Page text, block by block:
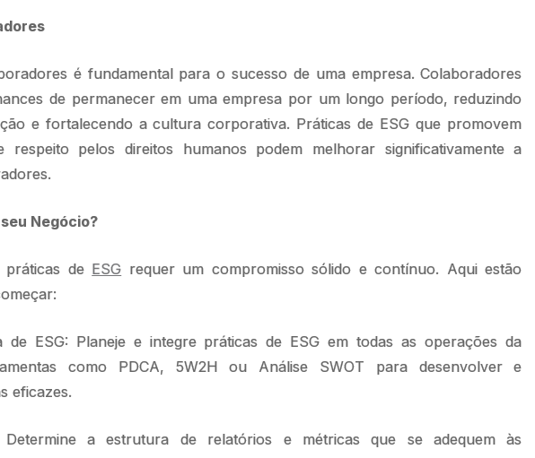
é fundamental para o sucesso de uma empresa. Colaboradores
de permanecer em uma empresa por um longo período, reduzindo
e fortalecendo a cultura corporativa. Práticas de ESG que promovem
respeito pelos direitos humanos podem melhorar significativamente a
Negócio?
práticas de ESG requer um compromisso sólido e contínuo. Aqui estão
de ESG: Planeje e integre práticas de ESG em todas as operações da
como PDCA, 5W2H ou Análise SWOT para desenvolver e
eficazes.
Determine a estrutura de relatórios e métricas que se adequem às